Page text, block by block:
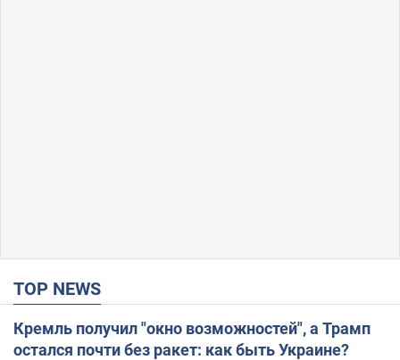
TOP NEWS
Кремль получил "окно возможностей", а Трамп
остался почти без ракет: как быть Украине?